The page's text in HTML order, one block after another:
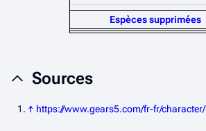
Espèces supprimées
Sources
↑ https://www.gears5.com/fr-fr/